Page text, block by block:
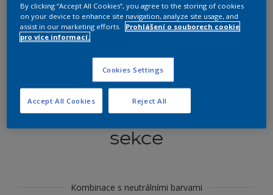
Najít výrobek v tomto odstínu
Koordinovat barevné
sekce
Kombinace s neutrálními barvami
By clicking “Accept All Cookies”, you agree to the storing of cookies
on your device to enhance site navigation, analyze site usage, and
assist in our marketing efforts.
Prohlášení o souborech cookie
pro více informací.
Cookies Settings
Reject All
Accept All Cookies